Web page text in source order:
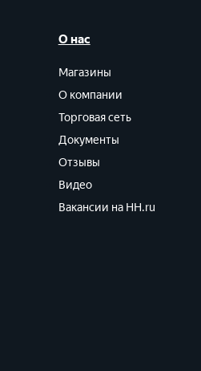
О нас
Магазины
О компании
Торговая сеть
Документы
Отзывы
Видео
Вакансии на HH.ru